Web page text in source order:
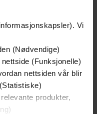
Vi
(Nødvendige)
(Funksjonelle)
nettsiden vår blir
produkter,